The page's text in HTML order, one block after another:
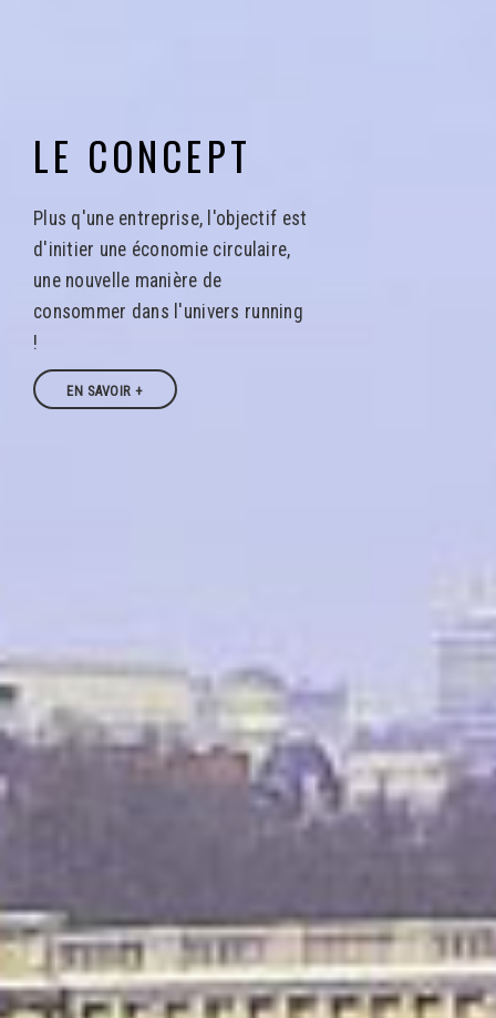
LE CONCEPT
Plus q'une entreprise, l'objectif est
d'initier une économie circulaire,
une nouvelle manière de
consommer dans l'univers running
!
EN SAVOIR +
NOS ACTIONS